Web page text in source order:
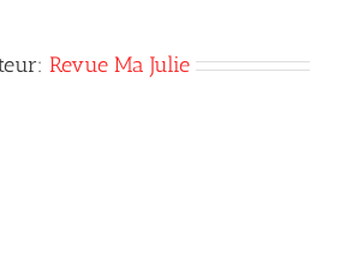
Revue Ma Julie